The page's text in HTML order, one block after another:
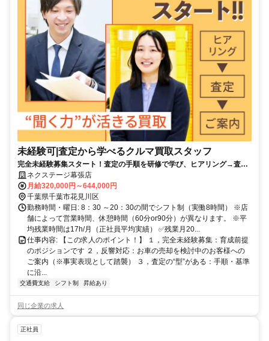
未経験可|査定から学べるクルマ買取スタッフ
完全未経験募集スタート！査定の手順を研修で学び、ヒアリング→査定
→価格提示を段階的に習得できます。
ネクステージ幕張店
月給320,000円～644,000円
千葉県千葉市花見川区
勤務時間・曜日: 8：30 ～20：30の間でシフト制（実働8時間） ※店
舗によって営業時間、休憩時間（60分or90分）が異なります。 ※平
均残業時間は17h/月（正社員平均実績） ✅残業月20...
仕事内容: 【この求人のポイント！】 １，完全未経験募集：育成前提
のポジションです ２，反響対応：お車の売却を検討中のお客様への
ご案内（※事実表現として踏襲） ３，査定の“型”がある：手順・基準
に沿...
交通費支給 シフト制 昇給あり
同じ企業の求人
正社員